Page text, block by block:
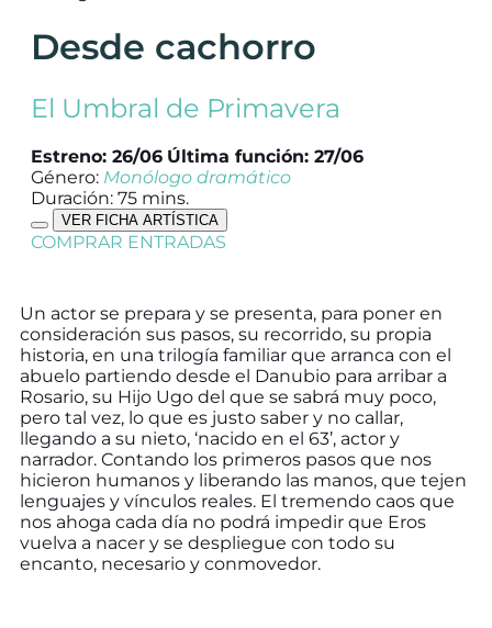
Desde cachorro
El Umbral de Primavera
Estreno: 26/06 Última función: 27/06
Género: Monólogo dramático
Duración: 75 mins.
VER FICHA ARTÍSTICA
COMPRAR ENTRADAS
Un actor se prepara y se presenta, para poner en
consideración sus pasos, su recorrido, su propia
historia, en una trilogía familiar que arranca con el
abuelo partiendo desde el Danubio para arribar a
Rosario, su Hijo Ugo del que se sabrá muy poco,
pero tal vez, lo que es justo saber y no callar,
llegando a su nieto, ‘nacido en el 63’, actor y
narrador. Contando los primeros pasos que nos
hicieron humanos y liberando las manos, que tejen
lenguajes y vínculos reales. El tremendo caos que
nos ahoga cada día no podrá impedir que Eros
vuelva a nacer y se despliegue con todo su
encanto, necesario y conmovedor.